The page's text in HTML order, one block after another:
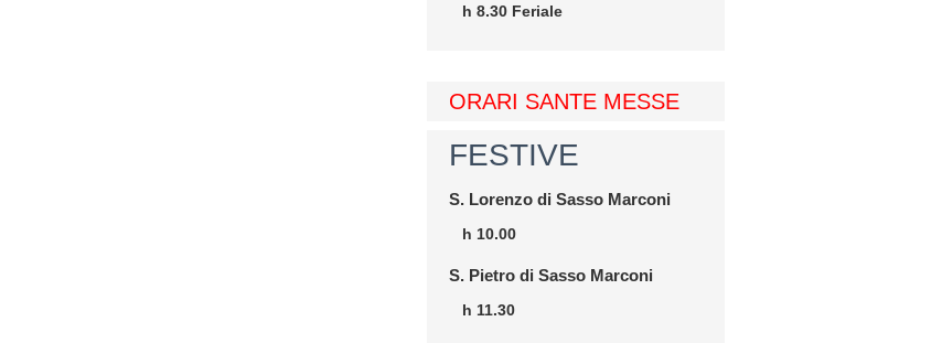
h 8.30 Feriale
ORARI SANTE MESSE
FESTIVE
S. Lorenzo di Sasso Marconi
h 10.00
S. Pietro di Sasso Marconi
h 11.30